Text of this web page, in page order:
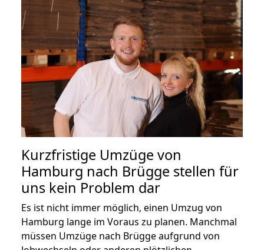
Kurzfristige Umzüge von
Hamburg nach Brügge stellen für
uns kein Problem dar
Es ist nicht immer möglich, einen Umzug von
Hamburg lange im Voraus zu planen. Manchmal
müssen Umzüge nach Brügge aufgrund von